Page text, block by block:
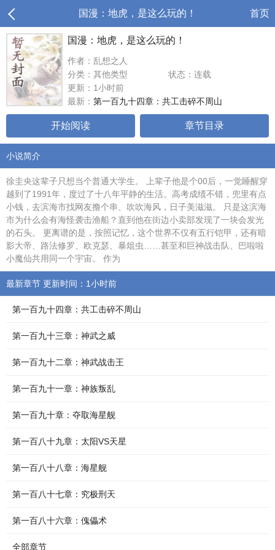
国漫：地虎，是这么玩的！ 首页
国漫：地虎，是这么玩的！
作者：乱想之人
分类：其他类型
状态：连载
更新：1小时前
最新： 第一百九十四章：共工击碎不周山
开始阅读 章节目录
小说简介
徐圭央这辈子只想当个普通大学生。 上辈子他是个00后，一觉睡醒穿
越到了1991年，度过了十八年平静的生活。高考成绩不错，兜里有点
小钱，去滨海市找网友撸个串、吹吹海风，日子美滋滋。 只是这滨海
市为什么会有海怪袭击渔船？直到他在街边小卖部发现了一块会发光
的石头。 更离谱的是，按照记忆，这个世界不仅有五行铠甲，还有暗
影大帝、路法修罗、欧克瑟、暴俎虫……甚至和巨神战击队、巴啦啦
小魔仙共用同一个宇宙。 作为
最新章节 更新时间：1小时前
第一百九十四章：共工击碎不周山
第一百九十三章：神武之威
第一百九十二章：神武战击王
第一百九十一章：神族叛乱
第一百九十章：夺取海星舰
第一百八十九章：太阳VS天星
第一百八十八章：海星舰
第一百八十七章：究极刑天
第一百八十六章：傀儡术
全部章节